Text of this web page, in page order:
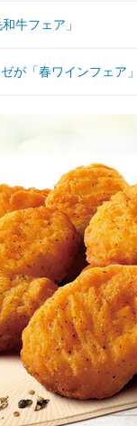
牛フェア」
が「春ワインフェア」